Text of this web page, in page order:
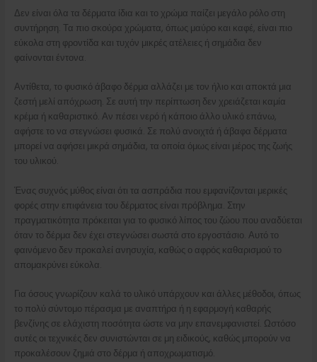
Δεν είναι όλα τα δέρματα ίδια και το χρώμα παίζει μεγάλο ρόλο στη
συντήρηση. Τα πιο σκούρα χρώματα, όπως μαύρο και καφέ, είναι πιο
εύκολα στη φροντίδα και τυχόν μικρές ατέλειες ή σημάδια δεν
φαίνονται έντονα.
Αντίθετα, το φυσικό άβαφο δέρμα αλλάζει με τον ήλιο και αποκτά μια
ζεστή μελί απόχρωση. Σε αυτή την περίπτωση δεν χρειάζεται καμία
κρέμα ή καθαριστικό. Αν πέσει νερό ή κάποιο άλλο υλικό επάνω,
αφήστε το να στεγνώσει φυσικά. Σε πολύ ανοιχτά ή άβαφα δέρματα
μπορεί να αφήσει μικρά σημάδια, τα οποία όμως είναι μέρος της ζωής
του υλικού.
Ένας συχνός μύθος είναι ότι τα ασπράδια που εμφανίζονται μερικές
φορές στην επιφάνεια του δέρματος είναι πρόβλημα. Στην
πραγματικότητα πρόκειται για το φυσικό λίπος του ζώου που αναδύεται
όταν το δέρμα δεν έχει στεγνώσει σωστά στο εργοστάσιο. Αυτό το
φαινόμενο δεν προκαλεί ανησυχία, καθώς ο αφρός καθαρισμού το
απομακρύνει εύκολα.
Για όσους γνωρίζουν καλά το υλικό υπάρχουν και άλλες μέθοδοι, όπως
το πολύ σύντομο πέρασμα με αναπτήρα ή η εφαρμογή καθαρής
βενζίνης σε ελάχιστη ποσότητα ώστε να μην επανεμφανιστεί. Ωστόσο
αυτές οι τεχνικές δεν συνιστώνται σε μη ειδικούς, καθώς μπορούν να
προκαλέσουν ζημιά στο δέρμα ή αποχρωματισμό.